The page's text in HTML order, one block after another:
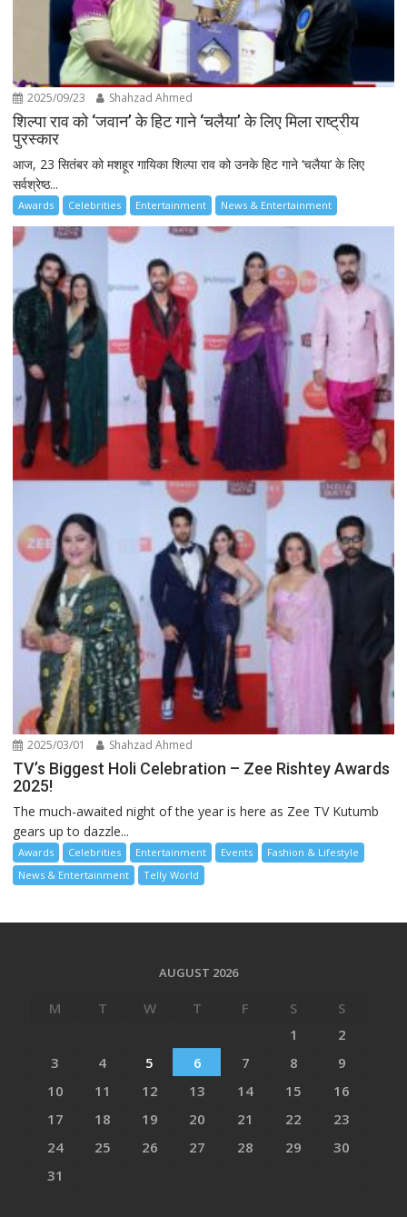
2025/09/23 Shahzad Ahmed
शिल्पा राव को ‘जवान’ के हिट गाने ‘चलैया’ के लिए मिला राष्ट्रीय
पुरस्कार
आज, 23 सितंबर को मशहूर गायिका शिल्पा राव को उनके हिट गाने ‘चलैया’ के लिए
सर्वश्रेष्ठ...
Awards Celebrities Entertainment News & Entertainment
2025/03/01 Shahzad Ahmed
TV’s Biggest Holi Celebration – Zee Rishtey Awards
2025!
The much-awaited night of the year is here as Zee TV Kutumb
gears up to dazzle...
Awards Celebrities Entertainment Events
Fashion & Lifestyle
News & Entertainment
Telly World
AUGUST 2026
M T W T F S
S
1
2
3
4 5 6 7 8
9
10
11 12 13 14 15
16
17
18 19 20 21 22
23
24
25 26 27 28 29
30
31